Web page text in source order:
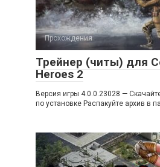
Прохождения
Трейнер (читы) для
Heroes 2
Версия игры 4.0.0.23028 —
по установке Распакуйте архив в